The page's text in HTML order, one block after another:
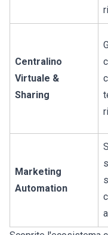
Centralino
Virtuale &
Sharing
Marketing
Automation